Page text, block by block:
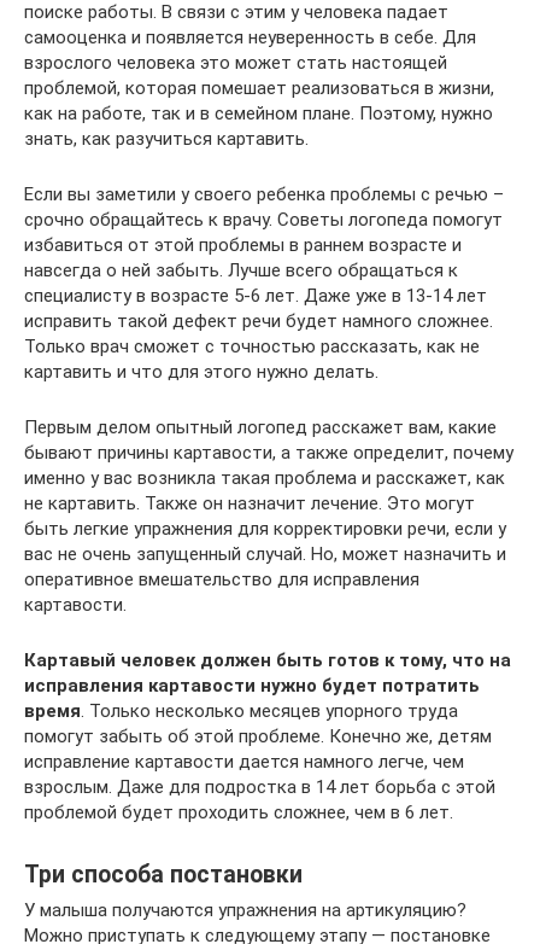
поиске работы. В связи с этим у человека падает
самооценка и появляется неуверенность в себе. Для
взрослого человека это может стать настоящей
проблемой, которая помешает реализоваться в жизни,
как на работе, так и в семейном плане. Поэтому, нужно
знать, как разучиться картавить.
Если вы заметили у своего ребенка проблемы с речью –
срочно обращайтесь к врачу. Советы логопеда помогут
избавиться от этой проблемы в раннем возрасте и
навсегда о ней забыть. Лучше всего обращаться к
специалисту в возрасте 5-6 лет. Даже уже в 13-14 лет
исправить такой дефект речи будет намного сложнее.
Только врач сможет с точностью рассказать, как не
картавить и что для этого нужно делать.
Первым делом опытный логопед расскажет вам, какие
бывают причины картавости, а также определит, почему
именно у вас возникла такая проблема и расскажет, как
не картавить. Также он назначит лечение. Это могут
быть легкие упражнения для корректировки речи, если у
вас не очень запущенный случай. Но, может назначить и
оперативное вмешательство для исправления
картавости.
Картавый человек должен быть готов к тому, что на
исправления картавости нужно будет потратить
время. Только несколько месяцев упорного труда
помогут забыть об этой проблеме. Конечно же, детям
исправление картавости дается намного легче, чем
взрослым. Даже для подростка в 14 лет борьба с этой
проблемой будет проходить сложнее, чем в 6 лет.
Три способа постановки
У малыша получаются упражнения на артикуляцию?
Можно приступать к следующему этапу — постановке